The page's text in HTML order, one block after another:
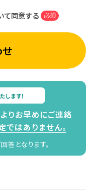
て同意する 必須
りお早めにご連絡
ではありません。
答となります。